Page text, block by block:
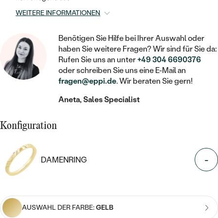
MIT FÜLLUNG
NACH PREIS
GÜNSTIG
LUXURIÖSE
LAB GROWN DIAMANTEN ZUM
FARBIGE DIAMANTEN ZUM EINFASSEN
NACH EDELSTEIN
MIT DIAMANT
MIT LAB GROWN DIAMANT
MIT MOISSANIT
MIT FARBIGEN DIAMANTEN
MIT SCHWARZEN DIAMANTEN
SCHMUCK FÜR KINDER
BROSCHEN
SCHMUCKZUBEHÖR
PLATIN
DIAMANTSCHMUCK
NACH STEIN
MIT DIAMANT
MIT EDELSTEIN
PERLENOHRRINGE
NACH PREIS
LUXURIÖSE
MEDAILLON
KETTEN
HERZKETTEN
MIT TIEREN
MIT EDELSTEIN
NACH PREIS
PERSONALISIERT
NACH EDELSTEIN
MIT DIAMANT
MIT EDELSTEIN
PERLENRINGE
NACH PREIS
PREISWERTE
WEITERE INFORMATIONEN
Benötigen Sie Hilfe bei Ihrer Auswahl oder
haben Sie weitere Fragen? Wir sind für Sie da:
Rufen Sie uns an unter+49 304 6690376
oder schreiben Sie uns eine E-Mail an
fragen@eppi.de. Wir beraten Sie gern!
Aneta, Sales Specialist
Konfiguration
DAMENRING -
AUSWAHL DER FARBE:GELB